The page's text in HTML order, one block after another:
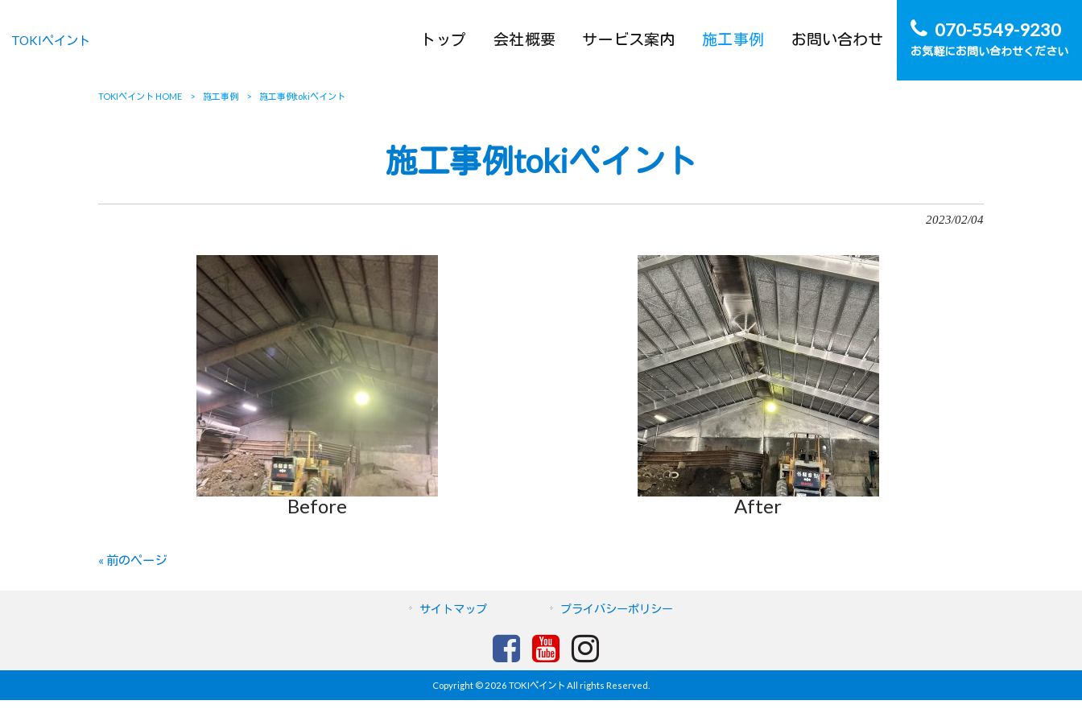
TOKIペイント トップ 会社概要 サービス案内 施工事例 お問い合わせ 070-5549-9230
お気軽にお問い合わせください
TOKIペイント HOME > 施工事例 > 施工事例tokiペイント
施工事例tokiペイント
2023/02/04
Before After
« 前のページ
サイトマップ プライバシーポリシー
Copyright © 2026 TOKIペイント All rights Reserved.